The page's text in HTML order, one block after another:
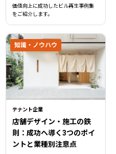
価値向上に成功したビル再生事例集
をご紹介します。
テナント企業
店舗デザイン・施工の鉄
則：成功へ導く3つのポイ
ントと業種別注意点
知識・ノウハウ